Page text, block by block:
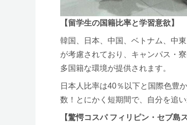
【驚愕コスパ フィリピン・セブ
＜スパルタコース＞ 1週間～
・Intensive ESL ＄856～
・IELTS(12W～)＄6,420～
・Specific Courses ＄904～
・Power Speaking 6 ＄916～
・Power Speaking 8 ＄980～